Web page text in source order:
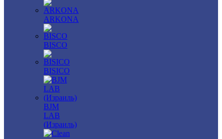
ARKONA
BISCO
BISICO
BJM
LAB
(Израиль)